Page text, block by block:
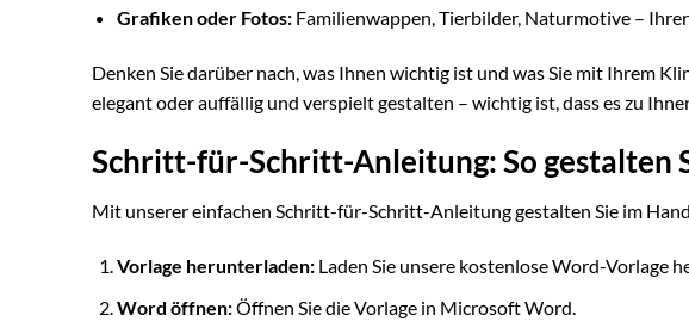
Grafiken oder Fotos:Familienwappen, Tierbilder, Naturmotive –
Denken Sie darüber nach, was Ihnen wichtig ist und was Sie mit Ihrem
elegant oder auffällig und verspielt gestalten – wichtig ist, dass es zu
Schritt-für-Schritt-Anleitung: So gestalten
Mit unserer einfachen Schritt-für-Schritt-Anleitung gestalten Sie im
Vorlage herunterladen:Laden Sie unsere kostenlose Word-Vorlage
Word öffnen:Öffnen Sie die Vorlage in Microsoft Word.